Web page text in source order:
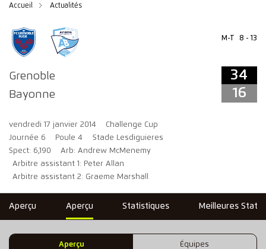
Accueil Actualités
Grenoble
Bayonne
M-T 8 - 13
34
16
vendredi 17 janvier 2014
Challenge Cup
Journée 6
Poule 4
Stade Lesdiguieres
Spect: 6,190
Arb: Andrew McMenemy
Arbitre assistant 1: Peter Allan
Arbitre assistant 2: Graeme Marshall
Aperçu Aperçu Statistiques Meilleures
Aperçu Équipes